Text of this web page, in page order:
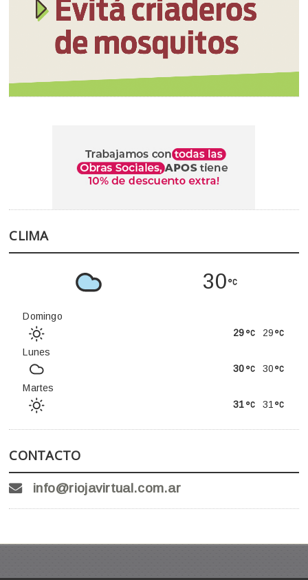
CLIMA
30
Domingo
29
29
Lunes
30
30
Martes
31
31
CONTACTO
info@riojavirtual.com.ar